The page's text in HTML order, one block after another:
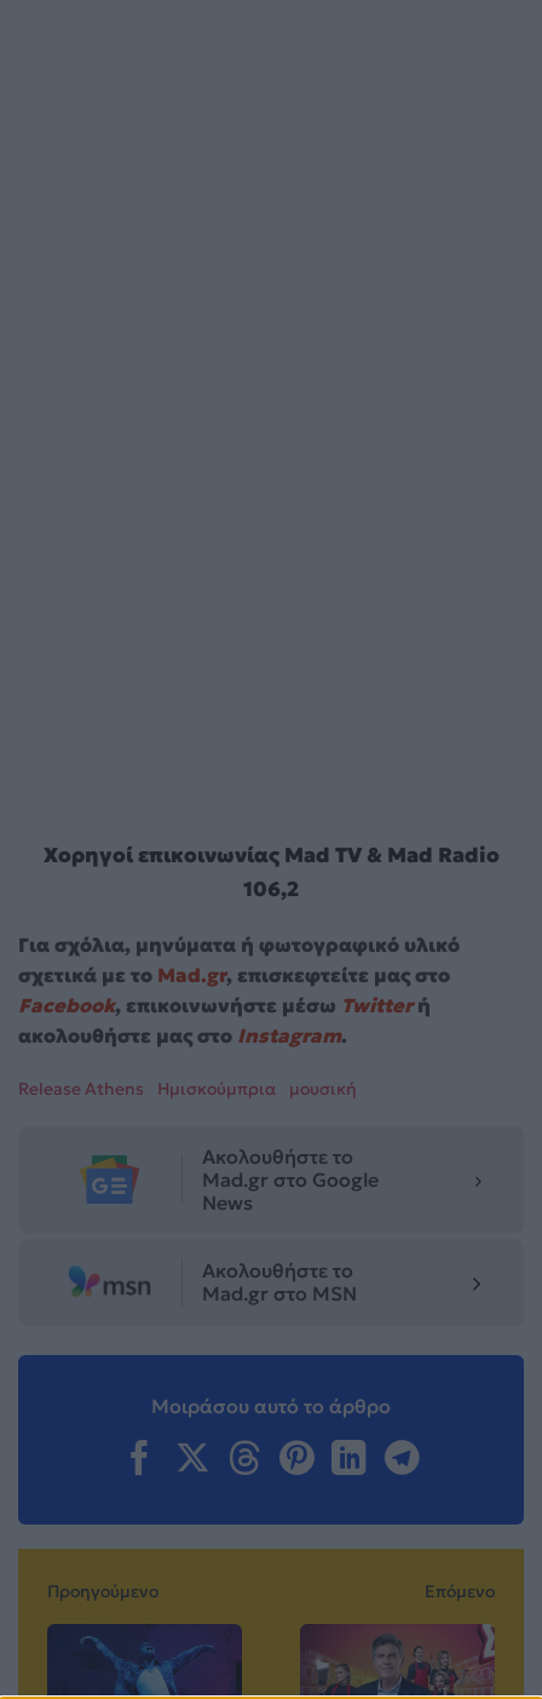
Χορηγοί επικοινωνίας Mad TV & Mad Radio
106,2
Για σχόλια, μηνύματα ή φωτογραφικό υλικό
σχετικά με το Mad.gr, επισκεφτείτε μας στο
Facebook, επικοινωνήστε μέσω Twitterή
ακολουθήστε μας στο Instagram.
Release Athens Ημισκούμπρια μουσική
Ακολουθήστε το
Mad.gr στο Google
News
Ακολουθήστε το
Mad.gr στο MSN
Μοιράσου αυτό το άρθρο
Προηγούμενο Επόμενο